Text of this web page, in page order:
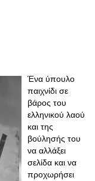
Ένα ύπουλο
παιχνίδι σε
βάρος του
ελληνικού λαού
και της
βούλησής του
να αλλάξει
σελίδα και να
προχωρήσει